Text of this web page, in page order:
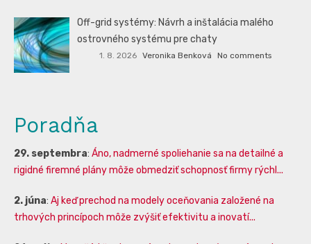
Off-grid systémy: Návrh a inštalácia malého
ostrovného systému pre chaty
1. 8. 2026 Veronika Benková No comments
Poradňa
29. septembra: Áno, nadmerné spoliehanie sa na detailné a
rigidné firemné plány môže obmedziť schopnosť firmy rýchl...
2. júna: Aj keď prechod na modely oceňovania založené na
trhových princípoch môže zvýšiť efektivitu a inovatí...